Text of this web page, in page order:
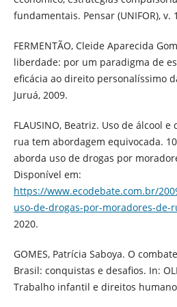
fundamentais. Pensar (UNIFOR), v.
FERMENTÃO, Cleide Aparecida
liberdade: por um paradigma de
eficácia ao direito personalíssimo
Juruá, 2009.
FLAUSINO, Beatriz. Uso de álcool
rua tem abordagem equivocada.
aborda uso de drogas por
Disponível em:
https://www.ecodebate.com.br/
uso-de-drogas-por-moradores-de-
2020.
GOMES, Patrícia Saboya. O
Brasil: conquistas e desafios. In:
Trabalho infantil e direitos